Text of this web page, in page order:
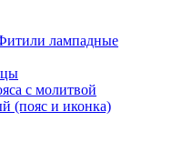
лампадные
с молитвой
(пояс и иконка)